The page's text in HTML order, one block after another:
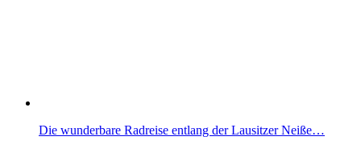
Die wunderbare Radreise entlang der Lausitzer Neiße…